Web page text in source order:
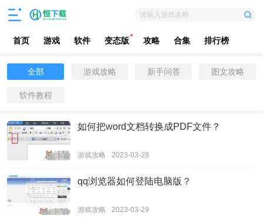
请输入游戏名称
首页 游戏 软件 变态版 攻略 合集 排行榜
全部 游戏攻略 新手问答 图文攻略
软件教程
如何把word文档转换成PDF文件？
游戏攻略 2023-03-29
qq浏览器如何登陆电脑版？
游戏攻略 2023-03-29